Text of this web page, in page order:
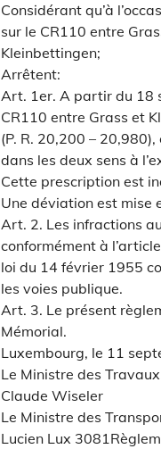
Considérant qu’à
sur le CR110 entre
Kleinbettingen;
Arrêtent:
Art. 1er. A partir du 18
CR110 entre Grass et
(P. R. 20,200 –
dans les deux sens à
Cette prescription est
Une déviation est mise
Art. 2. Les infractions
conformément à
loi du 14 février 1955
les voies publique.
Art. 3. Le présent
Mémorial.
Luxembourg, le 11
Le Ministre des
Claude Wiseler
Le Ministre des
Lucien Lux